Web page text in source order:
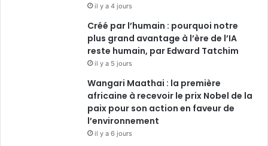
il y a 4 jours
Créé par l’humain : pourquoi notre
plus grand avantage à l’ère de l’IA
reste humain, par Edward Tatchim
il y a 5 jours
Wangari Maathai : la première
africaine à recevoir le prix Nobel de la
paix pour son action en faveur de
l’environnement
il y a 6 jours